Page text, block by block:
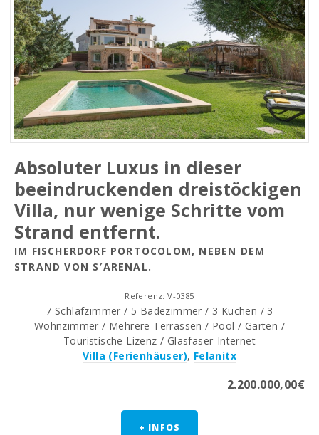
Absoluter Luxus in dieser
beeindruckenden dreistöckigen
Villa, nur wenige Schritte vom
Strand entfernt.
IM FISCHERDORF PORTOCOLOM, NEBEN DEM
STRAND VON S′ARENAL.
Referenz: V-0385
7 Schlafzimmer / 5 Badezimmer / 3 Küchen / 3
Wohnzimmer / Mehrere Terrassen / Pool / Garten /
Touristische Lizenz / Glasfaser-Internet
Villa (Ferienhäuser), Felanitx
2.200.000,00€
+ INFOS